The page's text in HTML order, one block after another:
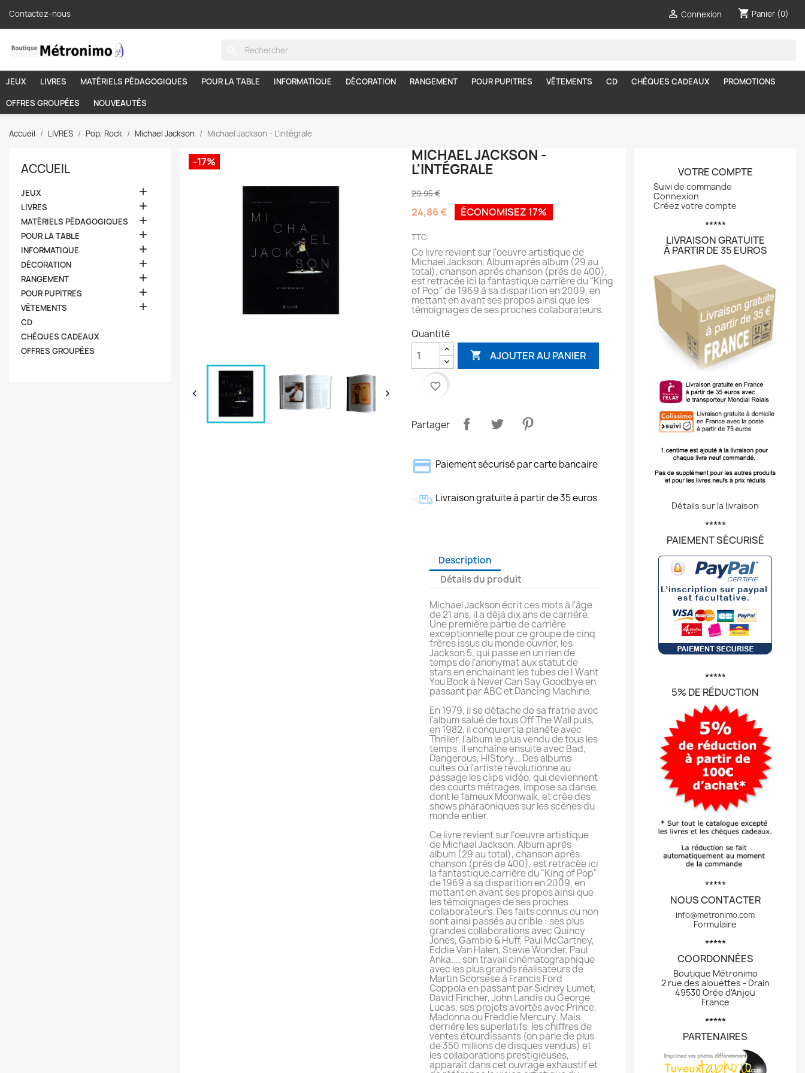
Contactez-nous  Connexion shopping_cart Panier (0)
JEUX LIVRES MATÉRIELS PÉDAGOGIQUES POUR LA TABLE INFORMATIQUE DÉCORATION RANGEMENT POUR PUPITRES VÊTEMENTS CD CHÈQUES CADEAUX
PROMOTIONS
OFFRES GROUPÉES
NOUVEAUTÉS
Accueil LIVRES Pop, Rock Michael Jackson Michael Jackson - L'intégrale
ACCUEIL
JEUX 
LIVRES 
MATÉRIELS PÉDAGOGIQUES 
POUR LA TABLE 
INFORMATIQUE 
DÉCORATION 
RANGEMENT 
POUR PUPITRES 
VÊTEMENTS 
CD
CHÈQUES CADEAUX
OFFRES GROUPÉES
-17%
 
MICHAEL JACKSON -
L'INTÉGRALE
29,95 €
24,86 € ÉCONOMISEZ 17%
TTC
Ce livre revient sur l'oeuvre artistique de
Michael Jackson. Album après album (29 au
total), chanson après chanson (près de 400),
est retracée ici la fantastique carrière du "King
of Pop" de 1969 à sa disparition en 2009, en
mettant en avant ses propos ainsi que les
témoignages de ses proches collaborateurs.
Quantité
 AJOUTER AU PANIER
favorite_border
Partager
Paiement sécurisé par carte bancaire
Livraison gratuite à partir de 35 euros
Description
Détails du produit
Michael Jackson écrit ces mots à l'âge
de 21 ans, il a déjà dix ans de carrière.
Une première partie de carrière
exceptionnelle pour ce groupe de cinq
frères issus du monde ouvrier, les
Jackson 5, qui passe en un rien de
temps de l'anonymat aux statut de
stars en enchainant les tubes de I Want
You Bock à Never Can Say Goodbye en
passant par ABC et Dancing Machine.
En 1979, il se détache de sa fratrie avec
l'album salué de tous Off The Wall puis,
en 1982, il conquiert la planète avec
Thriller, l'album le plus vendu de tous les
temps. Il enchaîne ensuite avec Bad,
Dangerous, HIStory... Des albums
cultes où l'artiste révolutionne au
passage les clips vidéo, qui deviennent
des courts métrages, impose sa danse,
dont le fameux Moonwalk, et crée des
shows pharaoniques sur les scènes du
monde entier.
Ce livre revient sur l'oeuvre artistique
de Michael Jackson. Album après
album (29 au total), chanson après
chanson (près de 400), est retracée ici
la fantastique carrière du "King of Pop"
de 1969 à sa disparition en 2009, en
mettant en avant ses propos ainsi que
les témoignages de ses proches
collaborateurs. Des faits connus ou non
sont ainsi passés au crible : ses plus
grandes collaborations avec Quincy
Jones, Gamble & Huff, Paul McCartney,
Eddie Van Halen, Stevie Wonder, Paul
Anka..., son travail cinématographique
avec les plus grands réalisateurs de
Martin Scorsese à Francis Ford
Coppola en passant par Sidney Lumet,
David Fincher, John Landis ou George
Lucas, ses projets avortés avec Prince,
Madonna ou Freddie Mercury. Mais
derrière les superlatifs, les chiffres de
ventes étourdissants (on parle de plus
de 350 millions de disques vendus) et
les collaborations prestigieuses,
apparaît dans cet ouvrage exhaustif et
VOTRE COMPTE
Suivi de commande
Connexion
Créez votre compte
*****
LIVRAISON GRATUITE
À PARTIR DE 35 EUROS
Détails sur la livraison
*****
PAIEMENT SÉCURISÉ
*****
5% DE RÉDUCTION
*****
NOUS CONTACTER
info@metronimo.com
Formulaire
*****
COORDONNÉES
Boutique Métronimo
2 rue des alouettes - Drain
49530 Orée d'Anjou
France
*****
PARTENAIRES